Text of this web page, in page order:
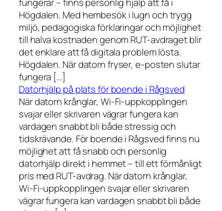
Högdalen. Med hembesök i lugn och trygg
miljö, pedagogiska förklaringar och möjlighet
till halva kostnaden genom RUT-avdraget blir
det enklare att få digitala problem lösta.
Högdalen. När datorn fryser, e-posten slutar
fungera […]
Datorhjälp på plats för boende i Rågsved
När datorn krånglar, Wi-Fi-uppkopplingen
svajar eller skrivaren vägrar fungera kan
vardagen snabbt bli både stressig och
tidskrävande. För boende i Rågsved finns nu
möjlighet att få snabb och personlig
datorhjälp direkt i hemmet – till ett förmånligt
pris med RUT-avdrag. När datorn krånglar,
Wi-Fi-uppkopplingen svajar eller skrivaren
vägrar fungera kan vardagen snabbt bli både